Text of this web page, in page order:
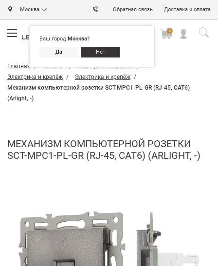
Москва
Ваш город Москва?
Да Нет
Обратная связь Доставка и оплата
0
Главная Каталог
Электрика и крепёж
Электрика и крепёж
Электрика и крепёж
Механизм компьютерной розетки SCT-MPC1-PL-GR (RJ-45, CAT6)
(Arlight, -)
МЕХАНИЗМ КОМПЬЮТЕРНОЙ РОЗЕТКИ
SCT-MPC1-PL-GR (RJ-45, CAT6) (ARLIGHT, -)